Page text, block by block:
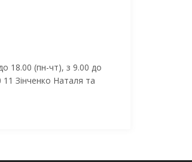
18.00 (пн-чт), з 9.00 до
Зінченко Наталя та